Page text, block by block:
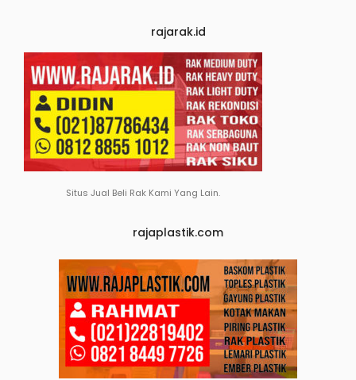
rajarak.id
Situs Jual Beli Rak Kami Yang Lain.
rajaplastik.com